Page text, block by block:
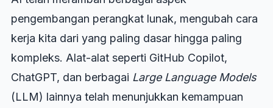
pengembangan perangkat lunak, mengubah cara
kerja kita dari yang paling dasar hingga paling
kompleks. Alat-alat seperti GitHub Copilot,
ChatGPT, dan berbagai Large Language Models
(LLM) lainnya telah menunjukkan kemampuan